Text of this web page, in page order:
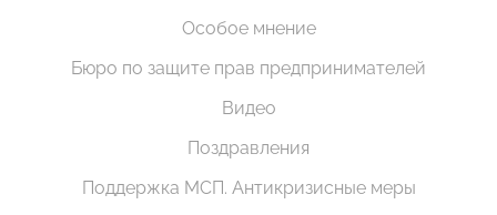
Особое мнение
Бюро по защите прав предпринимателей
Видео
Поздравления
Поддержка МСП. Антикризисные меры